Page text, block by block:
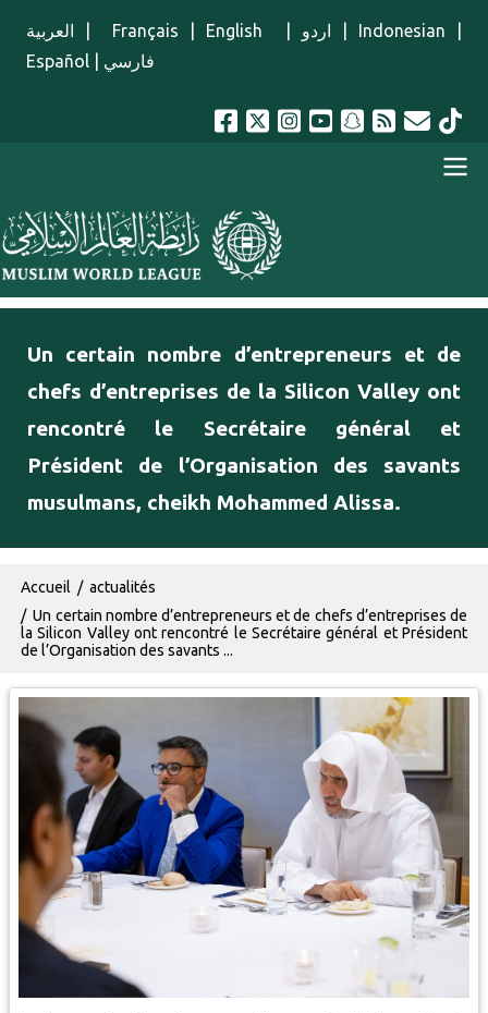
العربية
Français English اردو Indonesian
Español
فارسي
menu french
Un certain nombre d’entrepreneurs et de
chefs d’entreprises de la Silicon Valley ont
rencontré le Secrétaire général et
Président de l’Organisation des savants
musulmans, cheikh Mohammed Alissa.
Fil d'Ariane
Accueil
actualités
Un certain nombre d’entrepreneurs et de chefs d’entreprises de
la Silicon Valley ont rencontré le Secrétaire général et Président
de l’Organisation des savants ...